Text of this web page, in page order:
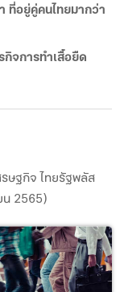
ที่อยู่คู่คนไทยมากว่า
จการทำเสื้อยืด
ษฐกิจ ไทยรัฐพลัส
2565)